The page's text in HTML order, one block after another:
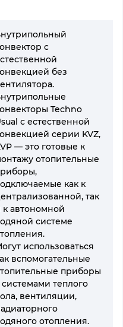
с
без
Techno
с естественной
серии KVZ,
— это готовые к
отопительные
как к
так
к автономной
системе
использоваться
вспомогательные
приборы
системами теплого
вентиляции,
отопления.